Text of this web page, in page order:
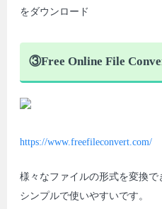
をダウンロード
③Free Online File
https://www.freefileconvert.com/
様々なファイルの形式を変換
シンプルで使いやすいです。